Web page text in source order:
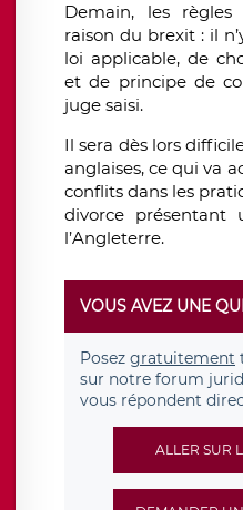
Demain, les
raison du brexit : il
loi applicable, de
et de principe de
juge saisi.
Il sera dès lors
anglaises, ce qui va
conflits dans les
divorce présentant
l’Angleterre.
VOUS AVEZ UNE
Posez gratuitement
sur notre forum
vous répondent
ALLER SUR